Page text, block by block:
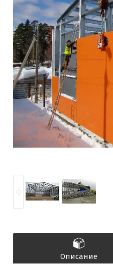
Описание